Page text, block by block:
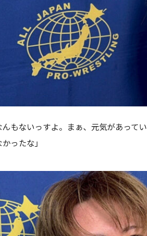
もないっすよ。まぁ、元気があって
ったな」